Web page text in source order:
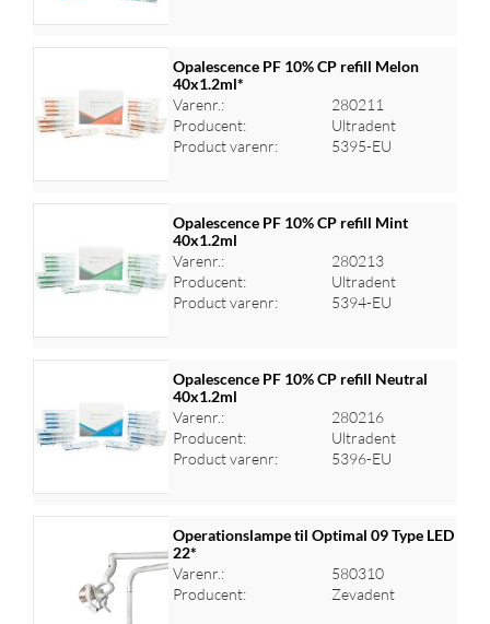
Log ind for at se priser
Opalescence PF 10% CP refill Melon
40x1.2ml*
Varenr.:
280211
Producent:
Ultradent
Product varenr:
5395-EU
Log ind for at se priser
Opalescence PF 10% CP refill Mint
40x1.2ml
Varenr.:
280213
Producent:
Ultradent
Product varenr:
5394-EU
Log ind for at se priser
Opalescence PF 10% CP refill Neutral
40x1.2ml
Varenr.:
280216
Producent:
Ultradent
Product varenr:
5396-EU
Log ind for at se priser
Operationslampe til Optimal 09 Type LED
22*
Varenr.:
580310
Producent:
Zevadent